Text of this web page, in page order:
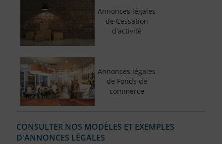
Annonces légales
de Cessation
d'activité
Annonces légales
de Fonds de
commerce
CONSULTER NOS MODÈLES ET EXEMPLES
D'ANNONCES LÉGALES